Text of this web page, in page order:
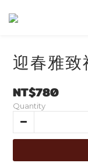
迎春雅致
NT$780
Quantity